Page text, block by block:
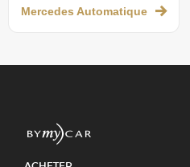
Mercedes Automatique